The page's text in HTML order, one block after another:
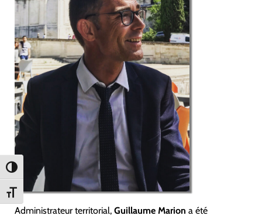
Passer en contraste élevé
Changer la taille de la police
Administrateur territorial, Guillaume Marion a été